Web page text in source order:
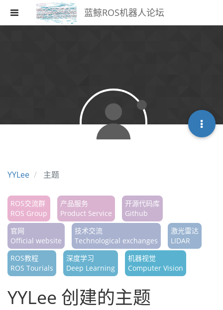
蓝鲸ROS机器人论坛
话题
YYLee 主题
ROS交流群
ROS Group
产品服务
Product Service
开源代码库
Github
官网
Official website
技术交流
Technological exchanges
激光雷达
LIDAR
ROS教程
ROS Tourials
深度学习
Deep Learning
机器视觉
Computer Vision
YYLee 创建的主题